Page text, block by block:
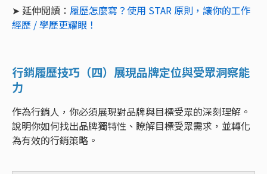
➤ 延伸閱讀： 履歷怎麼寫？使用 STAR 原則，讓你的工作
經歷 / 學歷更耀眼！
行銷履歷技巧（四）展現品牌定位與受眾洞察能
力
作為行銷人，你必須展現對品牌與目標受眾的深刻理解。
說明你如何找出品牌獨特性、瞭解目標受眾需求，並轉化
為有效的行銷策略。